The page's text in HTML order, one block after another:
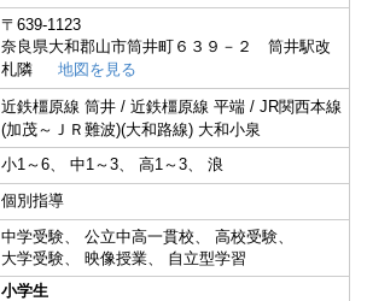
〒639-1123
奈良県大和郡山市筒井町６３９－２ 筒井駅改
札隣
地図を見る
近鉄橿原線 筒井 / 近鉄橿原線 平端 / JR関西本線
(加茂～ＪＲ難波)(大和路線) 大和小泉
小1～6 中1～3 高1～3 浪
個別指導
中学受験 公立中高一貫校
高校受験
大学受験
映像授業 自立型学習
小学生